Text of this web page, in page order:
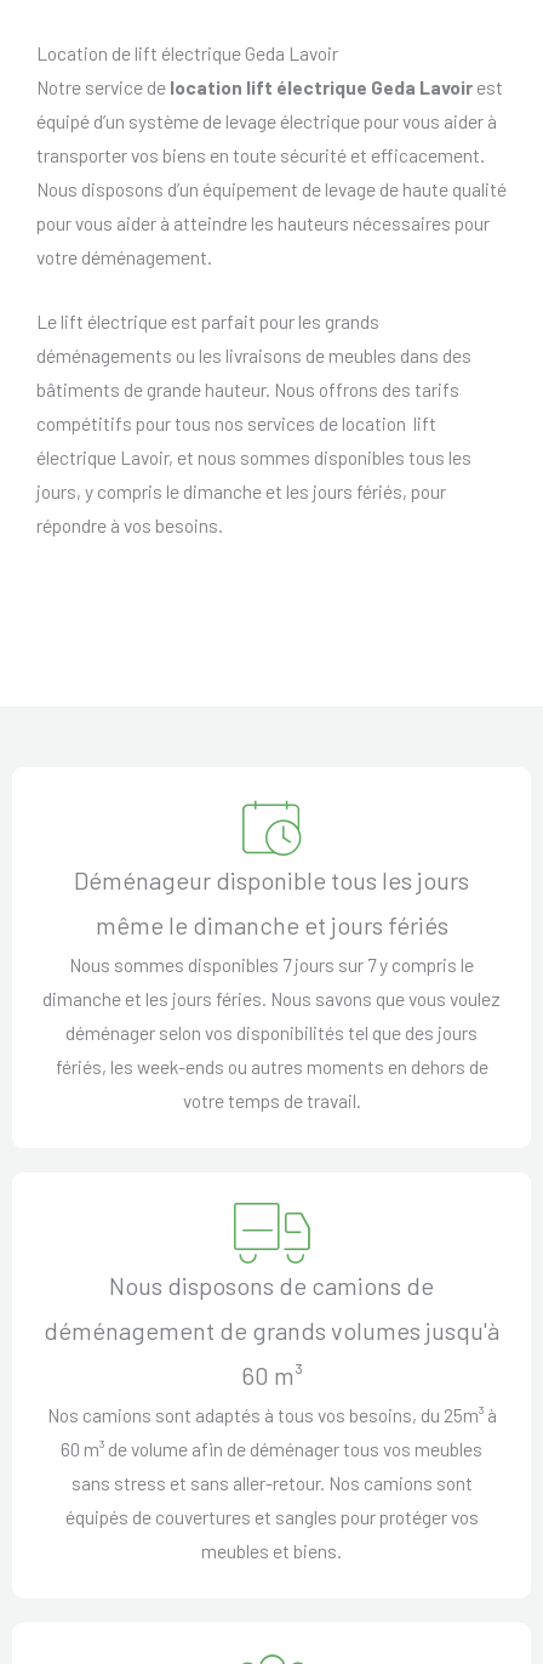
Location de lift électrique Geda Lavoir
Notre service de location lift électrique Geda Lavoir est
équipé d’un système de levage électrique pour vous aider à
transporter vos biens en toute sécurité et efficacement.
Nous disposons d’un équipement de levage de haute qualité
pour vous aider à atteindre les hauteurs nécessaires pour
votre déménagement.
Le lift électrique est parfait pour les grands
déménagements ou les livraisons de meubles dans des
bâtiments de grande hauteur. Nous offrons des tarifs
compétitifs pour tous nos services de location lift
électrique Lavoir, et nous sommes disponibles tous les
jours, y compris le dimanche et les jours fériés, pour
répondre à vos besoins.
Déménageur disponible tous les jours
même le dimanche et jours fériés
Nous sommes disponibles 7 jours sur 7 y compris le
dimanche et les jours féries. Nous savons que vous voulez
déménager selon vos disponibilités tel que des jours
fériés, les week-ends ou autres moments en dehors de
votre temps de travail.
Nous disposons de camions de
déménagement de grands volumes jusqu'à
60 m³
Nos camions sont adaptés à tous vos besoins, du 25m³ à
60 m³ de volume afin de déménager tous vos meubles
sans stress et sans aller-retour. Nos camions sont
équipés de couvertures et sangles pour protéger vos
meubles et biens.